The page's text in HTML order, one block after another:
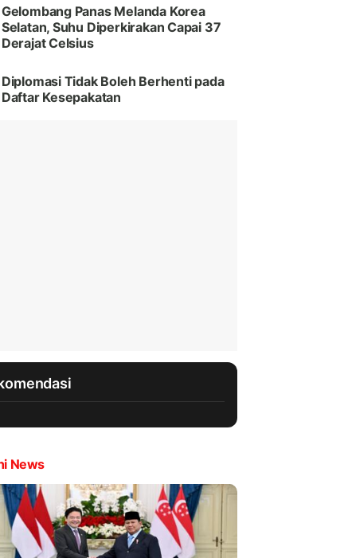
Gelombang Panas Melanda Korea
Selatan, Suhu Diperkirakan Capai 37
Derajat Celsius
Diplomasi Tidak Boleh Berhenti pada
Daftar Kesepakatan
News